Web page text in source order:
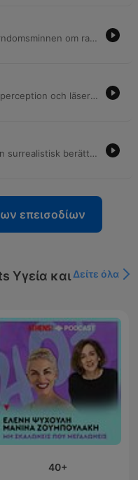
Henrik introducerar avsnittet med barndomsminnen om radion och en surrealistisk saga om en by där allt förvandlas. Berättelsen rör sig genom reflektioner kring strikta regler kring sötsaker under uppväxten och hur dessa skapade en känsla av helighet. Genom surrealistiska metaforer utforskas teman som skuld, drömmars föränderliga natur och en allegorisk kärlekshistoria. Avsnittet avslutas med poetiska reflektioner kring obeständighet, där kontrasten mellan sorgen över förlust och skönheten i ständig förnyelse står i centrum.
Henrik inleder med reflektioner kring perception och läser den surrealistiska berättelsen om 'Barbara Bankir'. Genom en arbetsdag i en brutalistisk bankmiljö möter Barbara allt från casinokunder till snäckförsäljare, vilket skildrar hennes vardag och yrkesroll. Berättelsen övergår i en drömlik skildring av Barbaras pensionärstillvaro och ensamhet, där hon konfronteras med minnen och åldrande. Avsnittet kulminerar när Barbara får beskedet att hon vunnit 90 000 kronor i ett lotteri, vilket lämnar henne osäker inför den nya ekonomiska situationen.
Programledaren Henrik inleder med en surrealistisk berättelse om en kvartett kajor på Södermalm som har ett avtal om att flyga åt olika väderstreck vid plötsliga ljud. Genom personliga anekdoter och möten, bland annat med sotaren Jävlert Garnmänan, vävs filosofiska reflektioner kring teknikens påverkan, människans bristande nyfikenhet i den digitala tidsåldern och vårt ansvar att ta hand om varandra. Avsnittet rör sig från skildringar av 'vulkanvildvittresyndromet' till poetiska tankar om tidens gång. Berättelsen inkluderar allt från surrealistiska scener där kajor använder hissar och dricker prosecco, till djupa funderingar kring uttrycket 'nu lever vi'.
επεισοδίων
Υγεία και Δείτε όλα
40+